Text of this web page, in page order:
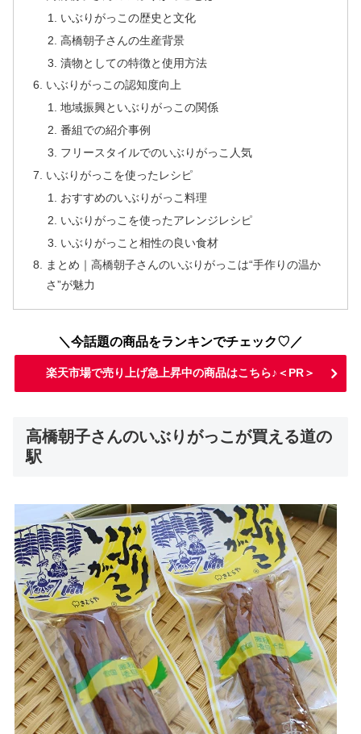
いぶりがっこの歴史と文化
高橋朝子さんの生産背景
漬物としての特徴と使用方法
いぶりがっこの認知度向上
地域振興といぶりがっこの関係
番組での紹介事例
フリースタイルでのいぶりがっこ人気
いぶりがっこを使ったレシピ
おすすめのいぶりがっこ料理
いぶりがっこを使ったアレンジレシピ
いぶりがっこと相性の良い食材
まとめ｜高橋朝子さんのいぶりがっこは“手作りの温か
さ”が魅力
＼今話題の商品をランキンでチェック♡／
楽天市場で売り上げ急上昇中の商品はこちら♪＜PR＞
高橋朝子さんのいぶりがっこが買える道の
駅